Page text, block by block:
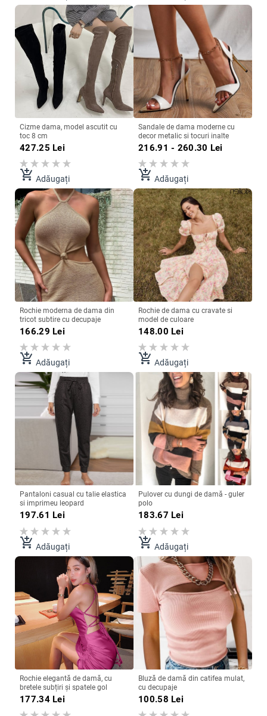
Cizme dama, model ascutit cu
toc 8 cm
427.25 Lei
add_shopping_cart Adăugați
Sandale de dama moderne cu
decor metalic si tocuri inalte
216.91 - 260.30 Lei
add_shopping_cart Adăugați
Rochie moderna de dama din
tricot subtire cu decupaje
166.29 Lei
add_shopping_cart Adăugați
Rochie de dama cu cravate si
model de culoare
148.00 Lei
add_shopping_cart Adăugați
Pantaloni casual cu talie elastica
si imprimeu leopard
197.61 Lei
add_shopping_cart Adăugați
Pulover cu dungi de damă - guler
polo
183.67 Lei
add_shopping_cart Adăugați
Rochie elegantă de damă, cu
bretele subțiri și spatele gol
177.34Lei
Bluză de damă din catifea mulat,
cu decupaje
100.58 Lei